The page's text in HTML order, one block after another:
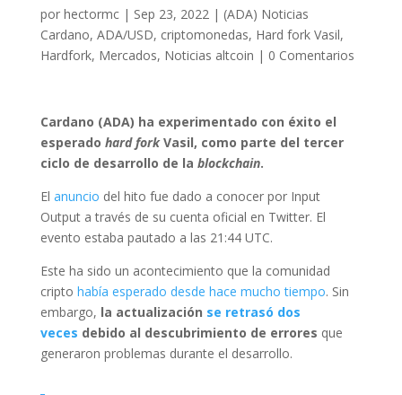
por hectormc| Sep 23, 2022| (ADA) Noticias
Cardano, ADA/USD, criptomonedas, Hard fork Vasil,
Hardfork, Mercados, Noticias altcoin | 0 Comentarios
Cardano (ADA) ha experimentado con éxito el
esperado hard forkVasil, como parte del tercer
ciclo de desarrollo de la blockchain.
El anuncio del hito fue dado a conocer por Input
Output a través de su cuenta oficial en Twitter. El
evento estaba pautado a las 21:44 UTC.
Este ha sido un acontecimiento que la comunidad
cripto había esperado desde hace mucho tiempo. Sin
embargo, la actualización se retrasó dos
veces debido al descubrimiento de errores que
generaron problemas durante el desarrollo.